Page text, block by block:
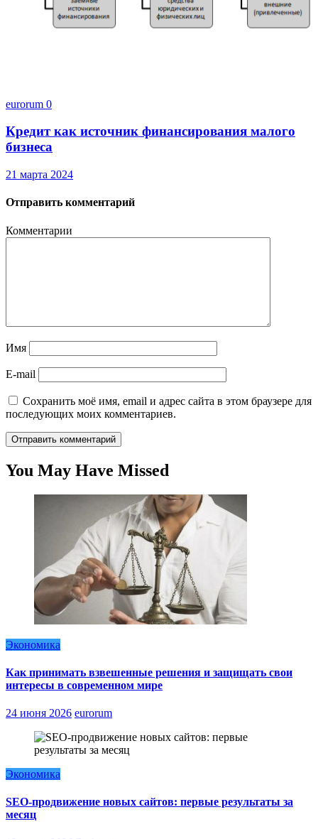
eurorum 0
Кредит как источник финансирования малого
бизнеса
21 марта 2024
Отправить комментарий
Комментарии
Имя
E-mail
Сохранить моё имя, email и адрес сайта в этом браузере для
последующих моих комментариев.
You May Have Missed
Экономика
Как принимать взвешенные решения и защищать свои
интересы в современном мире
24 июня 2026 eurorum
Экономика
SEO-продвижение новых сайтов: первые результаты за
месяц